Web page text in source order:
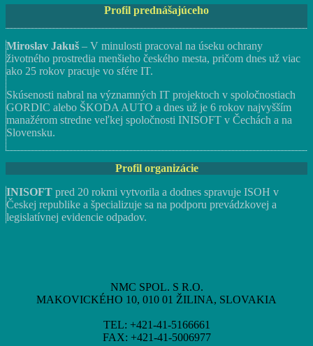
Profil prednášajúceho
Miroslav Jakuš – V minulosti pracoval na úseku ochrany
životného prostredia menšieho českého mesta, pričom dnes už viac
ako 25 rokov pracuje vo sfére IT.
Skúsenosti nabral na významných IT projektoch v spoločnostiach
GORDIC alebo ŠKODA AUTO a dnes už je 6 rokov najvyšším
manažérom stredne veľkej spoločnosti INISOFT v Čechách a na
Slovensku.
Profil organizácie
INISOFT pred 20 rokmi vytvorila a dodnes spravuje ISOH v
Českej republike a špecializuje sa na podporu prevádzkovej a
legislatívnej evidencie odpadov.
NMC SPOL. S R.O.
MAKOVICKÉHO 10, 010 01 ŽILINA, SLOVAKIA
TEL: +421-41-5166661
FAX: +421-41-5006977